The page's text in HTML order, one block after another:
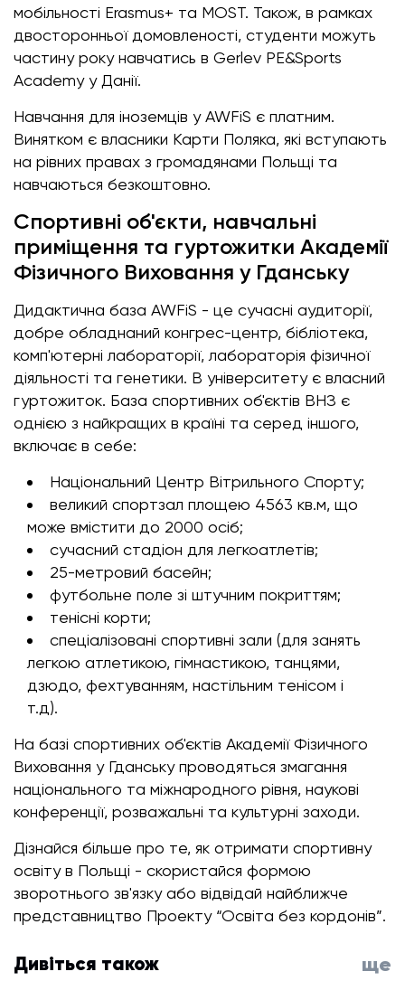
мобільності Erasmus+ та MOST. Також, в рамках
двосторонньої домовленості, студенти можуть
частину року навчатись в Gerlev PE&Sports
Academy у Данії.
Навчання для іноземців у AWFiS є платним.
Винятком є власники Карти Поляка, які вступають
на рівних правах з громадянами Польщі та
навчаються безкоштовно.
Спортивні об'єкти, навчальні
приміщення та гуртожитки Академії
Фізичного Виховання у Гданську
Дидактична база AWFiS - це сучасні аудиторії,
добре обладнаний конгрес-центр, бібліотека,
комп'ютерні лабораторії, лабораторія фізичної
діяльності та генетики. В університету є власний
гуртожиток. База спортивних об'єктів ВНЗ є
однією з найкращих в країні та серед іншого,
включає в себе:
Національний Центр Вітрильного Спорту;
великий спортзал площею 4563 кв.м, що
може вмістити до 2000 осіб;
сучасний стадіон для легкоатлетів;
25-метровий басейн;
футбольне поле зі штучним покриттям;
тенісні корти;
спеціалізовані спортивні зали (для занять
легкою атлетикою, гімнастикою, танцями,
дзюдо, фехтуванням, настільним тенісом і
т.д).
На базі спортивних об'єктів Академії Фізичного
Виховання у Гданську проводяться змагання
національного та міжнародного рівня, наукові
конференції, розважальні та культурні заходи.
Дізнайся більше про те, як отримати спортивну
освіту в Польщі - скористайся формою
зворотнього зв'язку або відвідай найближче
представництво Проекту “Освіта без кордонів”.
Дивіться також ще